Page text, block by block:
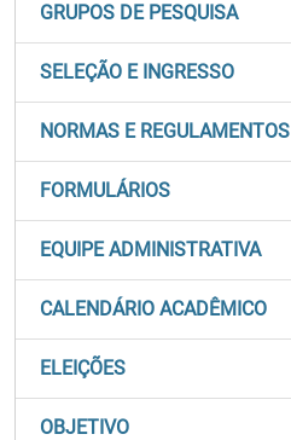
GRUPOS DE PESQUISA
SELEÇÃO E INGRESSO
NORMAS E REGULAMENTOS
FORMULÁRIOS
EQUIPE ADMINISTRATIVA
CALENDÁRIO ACADÊMICO
ELEIÇÕES
OBJETIVO